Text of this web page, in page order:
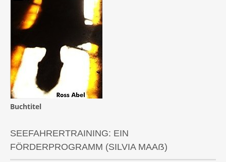
Buchtitel
SEEFAHRERTRAINING: EIN
FÖRDERPROGRAMM (SILVIA MAAẞ)